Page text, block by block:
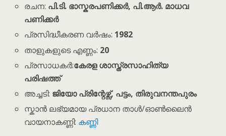
രചന: പി.ടി. ഭാസ്കരപണിക്കർ, പി.ആർ. മാധവ
പണിക്കർ
പ്രസിദ്ധീകരണ വർഷം: 1982
താളുകളുടെ എണ്ണം: 20
പ്രസാധകർ:കേരള ശാസ്ത്രസാഹിത്യ
പരിഷത്ത്
അച്ചടി: ജിയോ പ്രിന്റേഴ്സ്, പട്ടം, തിരുവനന്തപുരം
സ്കാൻ ലഭ്യമായ പ്രധാന താൾ/ഓൺലൈൻ
വായനാകണ്ണി: കണ്ണി